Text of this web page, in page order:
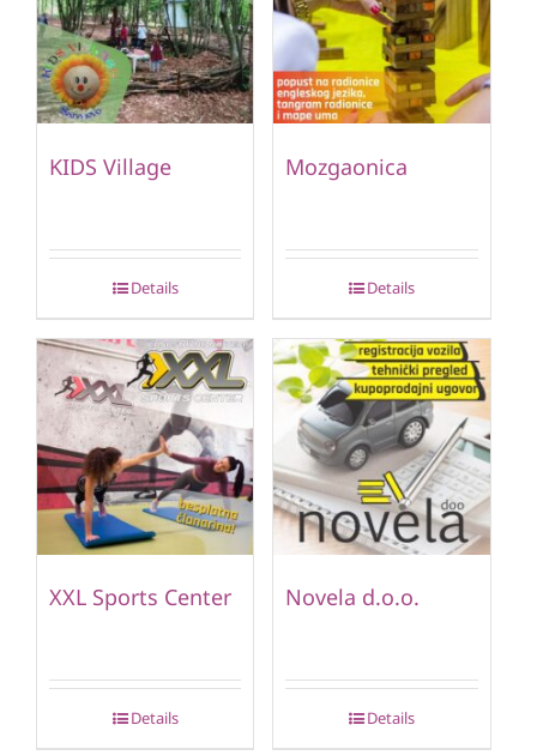
KIDS Village
Details
Mozgaonica
Details
XXL Sports Center
Details
Novela d.o.o.
Details